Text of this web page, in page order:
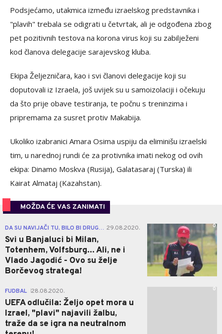
Podsjećamo, utakmica između izraelskog predstavnika i
"plavih" trebala se odigrati u četvrtak, ali je odgođena zbog
pet pozitivnih testova na korona virus koji su zabilježeni
kod članova delegacije sarajevskog kluba.
Ekipa Željezničara, kao i svi članovi delegacije koji su
doputovali iz Izraela, još uvijek su u samoizolaciji i očekuju
da što prije obave testiranja, te počnu s treninzima i
pripremama za susret protiv Makabija.
Ukoliko izabranici Amara Osima uspiju da eliminišu izraelski
tim, u narednoj rundi će za protivnika imati nekog od ovih
ekipa: Dinamo Moskva (Rusija), Galatasaraj (Turska) ili
Kairat Almataj (Kazahstan).
MOŽDA ĆE VAS ZANIMATI
DA SU NAVIJAČI TU, BILO BI DRUGAČIJE 29.08.2020.
Svi u Banjaluci bi Milan,
Totenhem, Volfsburg... Ali, ne i
Vlado Jagodić - Ovo su želje
Borčevog stratega!
0
FUDBAL 28.08.2020.
UEFA odlučila: Željo opet mora u
Izrael, "plavi" najavili žalbu,
traže da se igra na neutralnom
0